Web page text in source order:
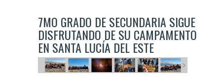
7MO GRADO DE SECUNDARIA SIGUE
DISFRUTANDO DE SU CAMPAMENTO
EN SANTA LUCÍA DEL ESTE